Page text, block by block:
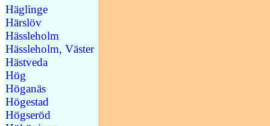
Häglinge
Härslöv
Hässleholm
Hässleholm, Väster
Hästveda
Hög
Höganäs
Högestad
Högseröd